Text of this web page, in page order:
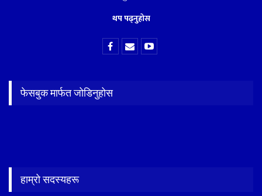
थप पढ्नुहोस
फेसबुक मार्फत जोडिनुहोस
हाम्रो सदस्यहरू